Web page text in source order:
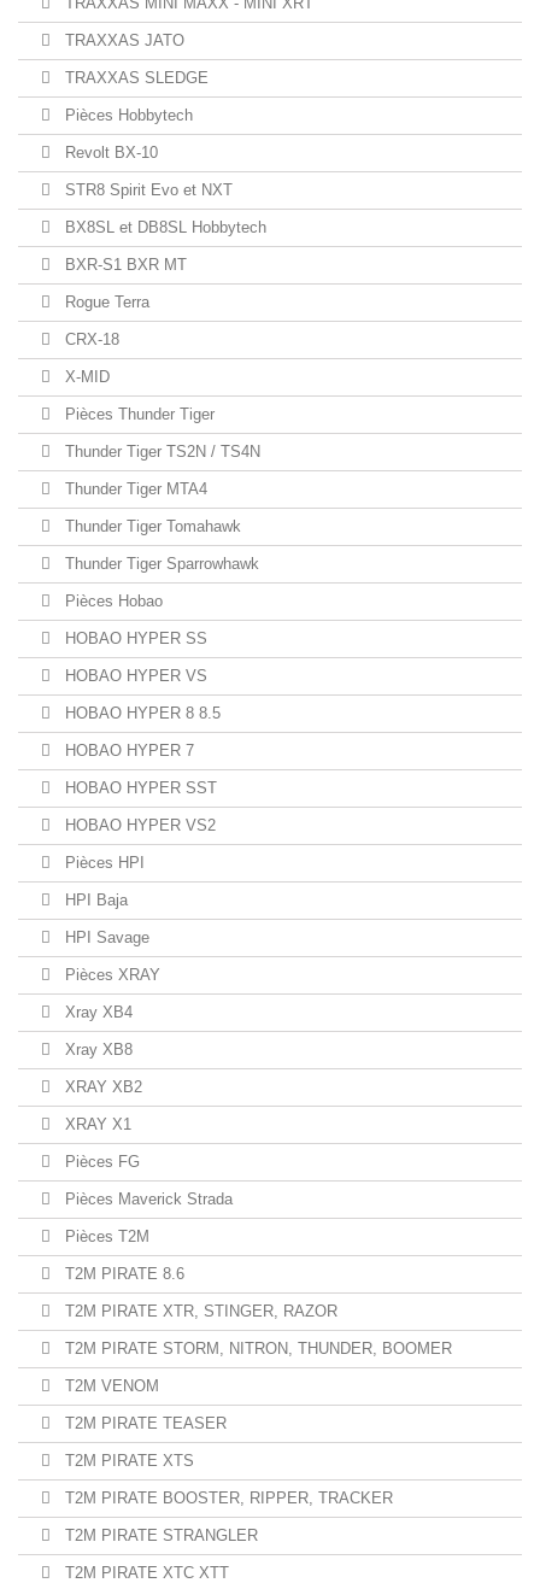
TRAXXAS JATO
TRAXXAS SLEDGE
Pièces Hobbytech
Revolt BX-10
STR8 Spirit Evo et NXT
BX8SL et DB8SL Hobbytech
BXR-S1 BXR MT
Rogue Terra
CRX-18
X-MID
Pièces Thunder Tiger
Thunder Tiger TS2N / TS4N
Thunder Tiger MTA4
Thunder Tiger Tomahawk
Thunder Tiger Sparrowhawk
Pièces Hobao
HOBAO HYPER SS
HOBAO HYPER VS
HOBAO HYPER 8 8.5
HOBAO HYPER 7
HOBAO HYPER SST
HOBAO HYPER VS2
Pièces HPI
HPI Baja
HPI Savage
Pièces XRAY
Xray XB4
Xray XB8
XRAY XB2
XRAY X1
Pièces FG
Pièces Maverick Strada
Pièces T2M
T2M PIRATE 8.6
T2M PIRATE XTR, STINGER, RAZOR
T2M PIRATE STORM, NITRON, THUNDER, BOOMER
T2M VENOM
T2M PIRATE TEASER
T2M PIRATE XTS
T2M PIRATE BOOSTER, RIPPER, TRACKER
T2M PIRATE STRANGLER
T2M PIRATE XTC XTT